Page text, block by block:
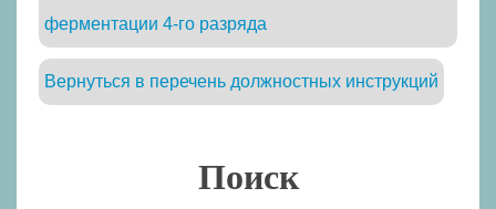
ферментации 4-го разряда
Вернуться в перечень должностных инструкций
Поиск